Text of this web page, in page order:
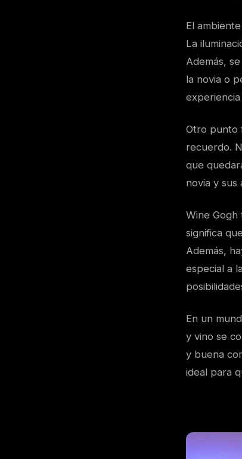
El
La
Además,
la novia o
Otro punto
recuerdo.
que
novia y sus
Wine Gogh
significa
Además,
especial a
En un
y vino se
y buena
ideal para